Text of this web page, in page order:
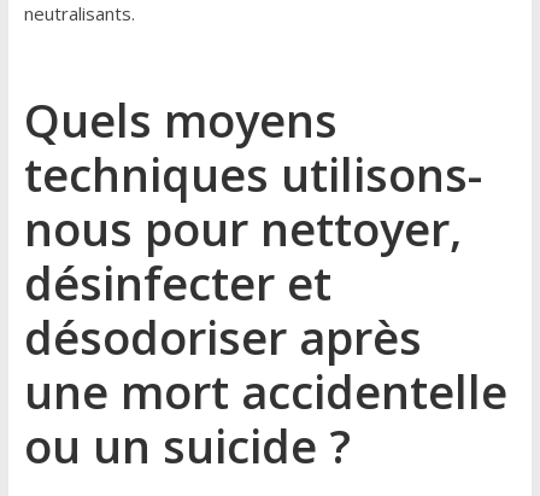
neutralisants.
Quels moyens
techniques utilisons-
nous pour nettoyer,
désinfecter et
désodoriser après
une mort accidentelle
ou un suicide ?